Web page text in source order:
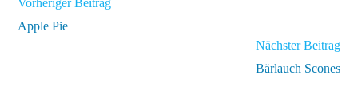
ansehen
Apple Pie
Nächster Beitrag
Bärlauch Scones